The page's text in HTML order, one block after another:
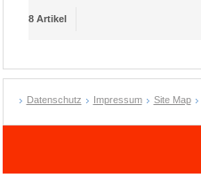
8 Artikel
Datenschutz Impressum Site Map